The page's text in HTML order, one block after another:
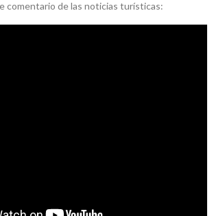
comentario de las noticias turísticas: